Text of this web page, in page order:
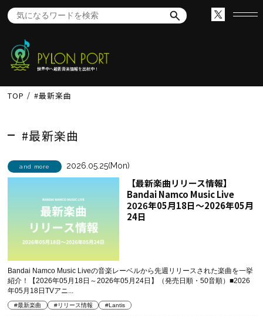
世界中へ最新音楽情報を出航中！
TOP #最新楽曲
#最新楽曲
and more 2026.05.25(Mon)
【最新楽曲リリース情報】
Bandai Namco Music Live
2026年05月18日～2026年05月
24日
Bandai Namco Music Liveの音楽レーベルから先週リリースされた楽曲を一挙
紹介！【2026年05月18日～2026年05月24日】（発売日順・50音順）■2026
年05月18日TVアニ...
#最新楽曲 #リリース情報 #Lantis